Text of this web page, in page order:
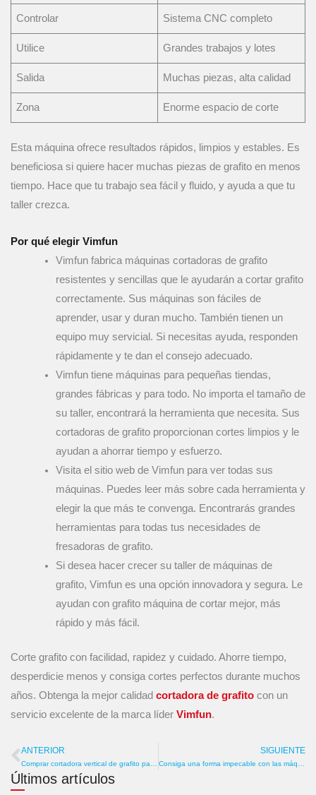
Controlar Sistema CNC completo
Utilice Grandes trabajos y lotes
Salida Muchas piezas, alta calidad
Zona Enorme espacio de corte
Esta máquina ofrece resultados rápidos, limpios y estables. Es
beneficiosa si quiere hacer muchas piezas de grafito en menos
tiempo. Hace que tu trabajo sea fácil y fluido, y ayuda a que tu
taller crezca.
Por qué elegir Vimfun
Vimfun fabrica máquinas cortadoras de grafito
resistentes y sencillas que le ayudarán a cortar grafito
correctamente. Sus máquinas son fáciles de
aprender, usar y duran mucho. También tienen un
equipo muy servicial. Si necesitas ayuda, responden
rápidamente y te dan el consejo adecuado.
Vimfun tiene máquinas para pequeñas tiendas,
grandes fábricas y para todo. No importa el tamaño de
su taller, encontrará la herramienta que necesita. Sus
cortadoras de grafito proporcionan cortes limpios y le
ayudan a ahorrar tiempo y esfuerzo.
Visita el sitio web de Vimfun para ver todas sus
máquinas. Puedes leer más sobre cada herramienta y
elegir la que más te convenga. Encontrarás grandes
herramientas para todas tus necesidades de
fresadoras de grafito.
Si desea hacer crecer su taller de máquinas de
grafito, Vimfun es una opción innovadora y segura. Le
ayudan con grafito máquina de cortar mejor, más
rápido y más fácil.
Corte grafito con facilidad, rapidez y cuidado. Ahorre tiempo,
desperdicie menos y consiga cortes perfectos durante muchos
años. Obtenga la mejor calidad cortadora de grafito con un
servicio excelente de la marca líder Vimfun.
Anterior
ANTERIOR SIGUIENTE
Últimos artículos